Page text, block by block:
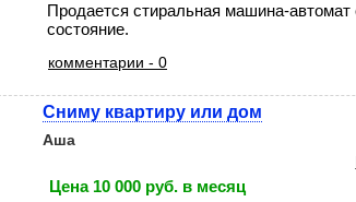
Продается стиральная машина-автомат
состояние.
комментарии - 0
Сниму квартиру или дом
Аша
Цена 10 000 руб. в месяц